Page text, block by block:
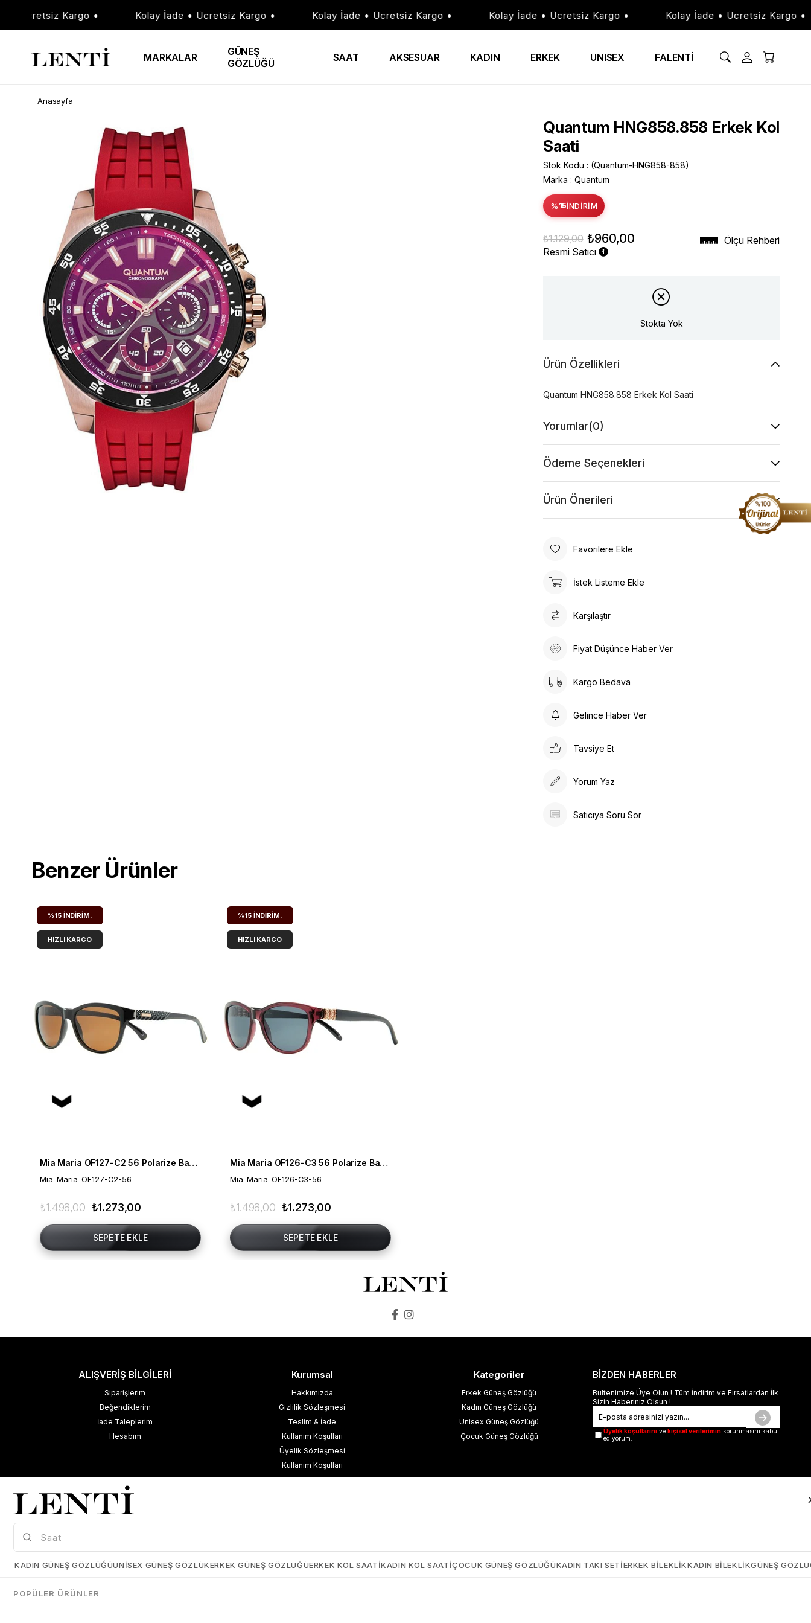
Ücretsiz Kargo • Kolay İade • Ücretsiz Kargo • Kolay İade • Ücretsiz Kargo • Kolay İade • Ücretsiz Kargo • Kolay İade • Ücretsiz Kargo •
MARKALAR
GÜNEŞ
GÖZLÜĞÜ
SAAT AKSESUAR KADIN ERKEK UNISEX FALENTİ
Anasayfa
Quantum HNG858.858 Erkek Kol
Saati
Stok Kodu
(Quantum-HNG858-858)
Marka : Quantum
% 15İNDIRIM
₺1.129,00 ₺960,00
Resmi Satıcı
Ölçü Rehberi
Stokta Yok
Ürün Özellikleri
Quantum HNG858.858 Erkek Kol Saati
Yorumlar(0)
Ödeme Seçenekleri
Ürün Önerileri
Favorilere Ekle
İstek Listeme Ekle
Karşılaştır
Fiyat Düşünce Haber Ver
Kargo Bedava
Gelince Haber Ver
Tavsiye Et
Yorum Yaz
Satıcıya Soru Sor
Benzer Ürünler
Mia Maria OF127-C2 56 Polarize Bayan Güneş Gözlüğü
Mia-Maria-OF127-C2-56
₺1.273,00
₺1.498,00
SEPETE EKLE
%15 İNDIRIM.
HIZLI KARGO
Mia Maria OF126-C3 56 Polarize Bayan Güneş Gözlüğü
Mia-Maria-OF126-C3-56
₺1.273,00
₺1.498,00
SEPETE EKLE
%15 İNDIRIM.
HIZLI KARGO
ALIŞVERİŞ BİLGİLERİ
Siparişlerim
Beğendiklerim
İade Taleplerim
Hesabım
Kurumsal
Hakkımızda
Gizlilik Sözleşmesi
Teslim & İade
Kullanım Koşulları
Üyelik Sözleşmesi
Kullanım Koşulları
Mesafeli Satış Sözleşmesi
Blog
Kategoriler
Erkek Güneş Gözlüğü
Kadın Güneş Gözlüğü
Unisex Güneş Gözlüğü
Çocuk Güneş Gözlüğü
BİZDEN HABERLER
Bültenimize Üye Olun ! Tüm İndirim ve Fırsatlardan İlk
Sizin Haberiniz Olsun !
Üyelik koşullarını ve kişisel verilerimin korunmasını kabul
ediyorum.
Çerez Kullanımı
kullanmaktayız. Detaylı bilgi için kişisel verilerin korunması hakkında
açıklama metnimizi inceleyebilirsiniz.
KADIN GÜNEŞ GÖZLÜĞÜUNISEX GÜNEŞ GÖZLÜKERKEK GÜNEŞ GÖZLÜĞÜERKEK KOL SAATIKADIN KOL SAATIÇOCUK GÜNEŞ GÖZLÜĞÜKADIN TAKI SETIERKEK BILEKLIKKADIN BILEKLIKGÜNEŞ
POPÜLER ÜRÜNLER